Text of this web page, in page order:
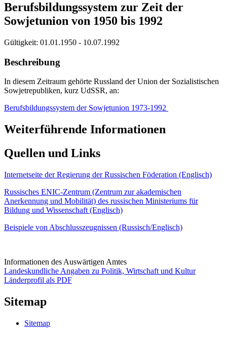
Berufsbildungssystem zur Zeit der
Sowjetunion von 1950 bis 1992
Gültigkeit: 01.01.1950 - 10.07.1992
Beschreibung
In diesem Zeitraum gehörte Russland der Union der Sozialistischen
Sowjetrepubliken, kurz UdSSR, an:
Berufsbildungssystem der Sowjetunion 1973-1992
Weiterführende Informationen
Quellen und Links
Internetseite der Regierung der Russischen Föderation (Englisch)
Russisches ENIC-Zentrum (Zentrum zur akademischen
Anerkennung und Mobilität) des russischen Ministeriums für
Bildung und Wissenschaft (Englisch)
Beispiele von Abschlusszeugnissen (Russisch/Englisch)
Informationen des Auswärtigen Amtes
Landeskundliche Angaben zu Politik, Wirtschaft und Kultur
Länderprofil als PDF
Sitemap
Sitemap